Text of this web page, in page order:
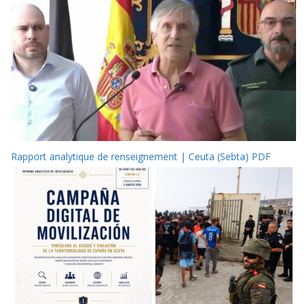
Rapport analytique de renseignement | Ceuta (Sebta) PDF